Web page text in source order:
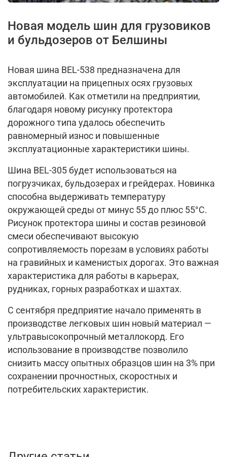
Новая модель шин для грузовиков
и бульдозеров от Белшины
Новая шина BEL-538 предназначена для
эксплуатации на прицепных осях грузовых
автомобилей. Как отметили на предприятии,
благодаря новому рисунку протектора
дорожного типа удалось обеспечить
равномерный износ и повышенные
эксплуатационные характеристики шины.
Шина BEL-305 будет использоваться на
погрузчиках, бульдозерах и грейдерах. Новинка
способна выдерживать температуру
окружающей среды от минус 55 до плюс 55°C.
Рисунок протектора шины и состав резиновой
смеси обеспечивают высокую
сопротивляемость порезам в условиях работы
на гравийных и каменистых дорогах. Это важная
характеристика для работы в карьерах,
рудниках, горных разработках и шахтах.
С сентября предприятие начало применять в
производстве легковых шин новый материал —
ультравысокопрочный металлокорд. Его
использование в производстве позволило
снизить массу опытных образцов шин на 3% при
сохранении прочностных, скоростных и
потребительских характеристик.